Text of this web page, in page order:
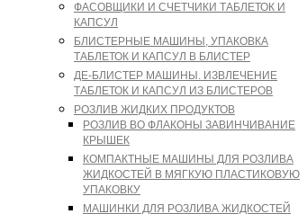
ФАСОВЩИКИ И СЧЕТЧИКИ ТАБЛЕТОК И
КАПСУЛ
БЛИСТЕРНЫЕ МАШИНЫ, УПАКОВКА
ТАБЛЕТОК И КАПСУЛ В БЛИСТЕР
ДЕ-БЛИСТЕР МАШИНЫ. ИЗВЛЕЧЕНИЕ
ТАБЛЕТОК И КАПСУЛ ИЗ БЛИСТЕРОВ
РОЗЛИВ ЖИДКИХ ПРОДУКТОВ
РОЗЛИВ ВО ФЛАКОНЫ ЗАВИНЧИВАНИЕ
КРЫШЕК
КОМПАКТНЫЕ МАШИНЫ ДЛЯ РОЗЛИВА
ЖИДКОСТЕЙ В МЯГКУЮ ПЛАСТИКОВУЮ
УПАКОВКУ
МАШИНКИ ДЛЯ РОЗЛИВА ЖИДКОСТЕЙ